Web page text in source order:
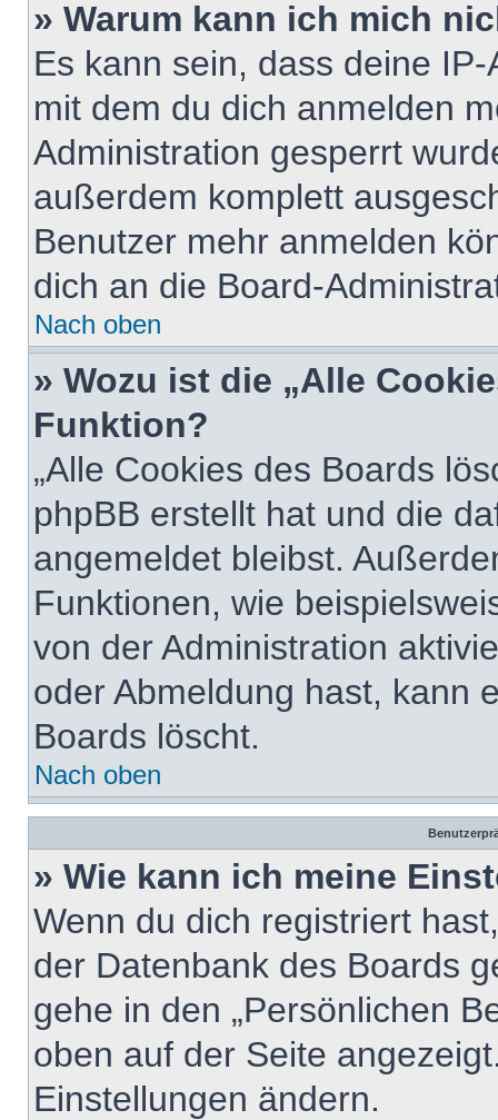
» Warum kann ich mich
Es kann sein, dass deine
mit dem du dich anmelden
Administration gesperrt
außerdem komplett
Benutzer mehr anmelden
dich an die Board-
Nach oben
» Wozu ist die „Alle
Funktion?
„Alle Cookies des Boards
phpBB erstellt hat und die
angemeldet bleibst.
Funktionen, wie
von der Administration
oder Abmeldung hast, kann
Boards löscht.
Nach oben
» Wie kann ich meine
Wenn du dich registriert
der Datenbank des Boards
gehe in den „Persönlichen
oben auf der Seite
Einstellungen ändern.